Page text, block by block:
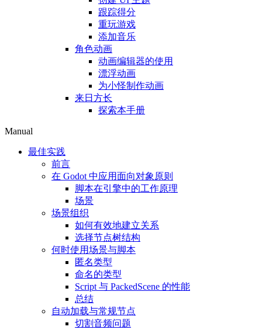
跟踪得分
重玩游戏
添加音乐
角色动画
动画编辑器的使用
漂浮动画
为小怪制作动画
来日方长
探索本手册
Manual
最佳实践
前言
在 Godot 中应用面向对象原则
脚本在引擎中的工作原理
场景
场景组织
如何有效地建立关系
选择节点树结构
何时使用场景与脚本
匿名类型
命名的类型
Script 与 PackedScene 的性能
总结
自动加载与常规节点
切割音频问题